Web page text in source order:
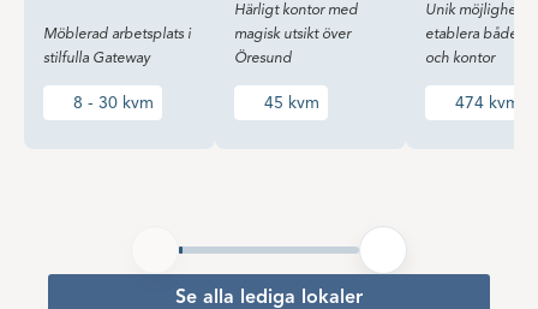
Möblerad arbetsplats i
stilfulla Gateway
8 - 30 kvm
Härligt kontor med
magisk utsikt över
Öresund
45 kvm
Unik möjlighet
etablera både
och kontor
474 kvm
Se alla lediga lokaler